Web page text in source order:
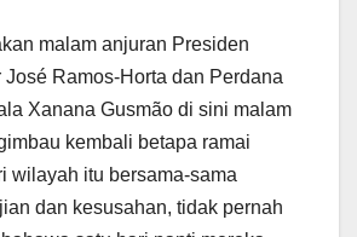
k malam anjuran Presiden
José Ramos-Horta dan Perdana
Xanana Gusmão di sini malam
kembali betapa ramai
wilayah itu bersama-sama
dan kesusahan, tidak pernah